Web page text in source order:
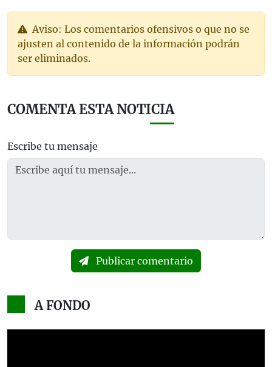
Aviso: Los comentarios ofensivos o que no se
ajusten al contenido de la información podrán
ser eliminados.
COMENTA ESTA NOTICIA
Escribe tu mensaje
Publicar comentario
A FONDO